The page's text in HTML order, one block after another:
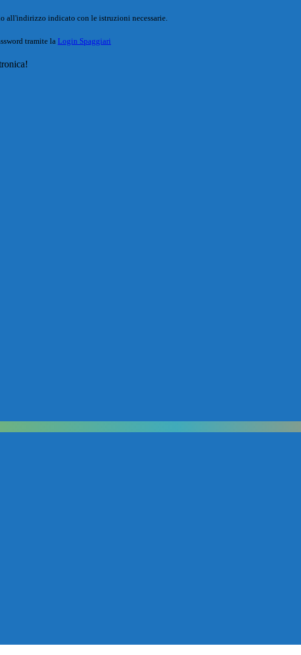
all'indirizzo indicato con le istruzioni necessarie.
tramite la Login Spaggiari